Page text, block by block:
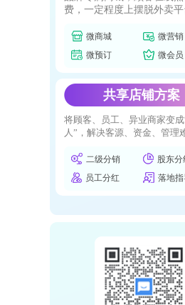
费，一定程度上摆脱外卖
微商城
微营销
微预订
微会员
共享店铺方案
将顾客、员工、异业商家变成
人”，解决客源、资金、管理
二级分销
股东分
员工分红
落地指